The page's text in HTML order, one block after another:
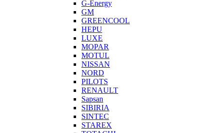
G-Energy
GM
GREENCOOL
HEPU
LUXE
MOPAR
MOTUL
NISSAN
NORD
PILOTS
RENAULT
Sapsan
SIBIRIA
SINTEC
STAREX